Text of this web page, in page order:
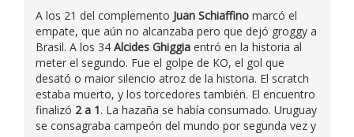
A los 21 del complemento Juan Schiaffino marcó el
empate, que aún no alcanzaba pero que dejó groggy a
Brasil. A los 34 Alcides Ghiggia entró en la historia al
meter el segundo. Fue el golpe de KO, el gol que
desató o maior silencio atroz de la historia. El scratch
estaba muerto, y los torcedores también. El encuentro
finalizó 2 a 1. La hazaña se había consumado. Uruguay
se consagraba campeón del mundo por segunda vez y